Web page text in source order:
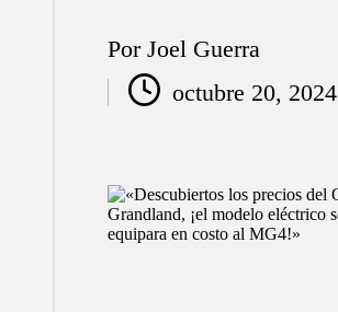
Publicado
por
Por Joel Guerra
octubre 20, 2024